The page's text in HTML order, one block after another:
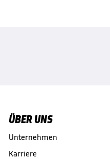
ÜBER UNS
Unternehmen
Karriere